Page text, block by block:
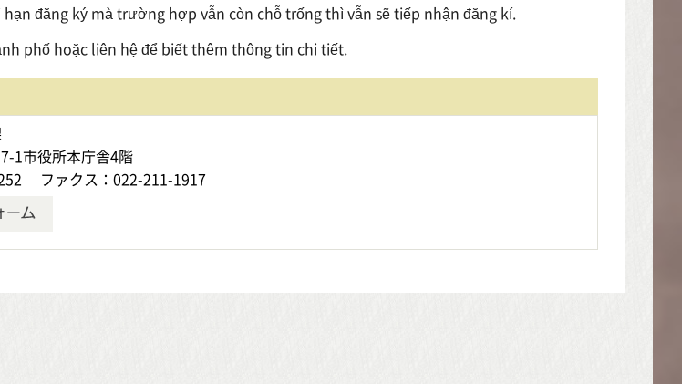
đăng ký mà trường hợp vẫn còn chỗ trống thì vẫn sẽ tiếp nhận đăng kí.
phố hoặc liên hệ để biết thêm thông tin chi tiết.
1市役所本庁舎4階
ファクス：022-211-1917